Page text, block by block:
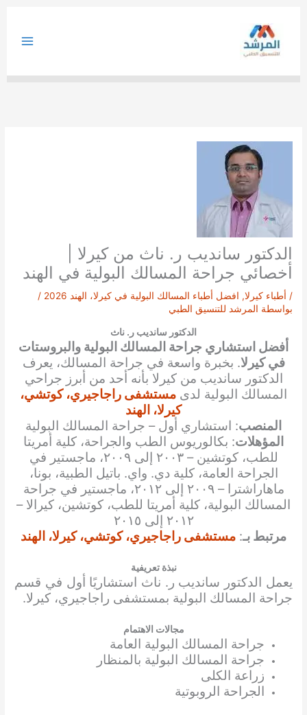
الدكتور سانديب ر. ناث من كيرلا |
أخصائي جراحة المسالك البولية في الهند
/ أطباء كيرلا, افضل أطباء المسالك البولية في كيرلا، الهند 2026
/
بواسطة المرشد للتنسيق الطبي
الدكتور سانديب ر. ناث
أفضل استشاري جراحة المسالك البولية والبروستات
في كيرلا. بخبرة واسعة في جراحة المسالك، يعرف
الدكتور سانديب من كيرلا بأنه أحد من أبرز جراحي
المسالك البولية لدى مستشفى راجاجيري، كوتشي،
كيرلا، الهند
المنصب: استشاري أول – جراحة المسالك البولية
المؤهلات: بكالوريوس الطب والجراحة، كلية أمريتا
للطب، كوتشين – ٢٠٠٣ إلى ٢٠٠٩، ماجستير في
الجراحة العامة، كلية دي. واي. باتيل الطبية، بونا،
ماهاراشترا – ٢٠٠٩ إلى ٢٠١٢، ماجستير في جراحة
المسالك البولية، كلية أمريتا للطب، كوتشين، كيرالا –
٢٠١٢ إلى ٢٠١٥
مرتبط بـ: مستشفى راجاجيري، كوتشي، كيرلا، الهند
نبذة تعريفية
يعمل الدكتور سانديب ر. ناث استشاريًا أول في قسم
جراحة المسالك البولية بمستشفى راجاجيري، كيرلا.
مجالات الاهتمام
جراحة المسالك البولية العامة
جراحة المسالك البولية بالمنظار
زراعة الكلى
الجراحة الروبوتية